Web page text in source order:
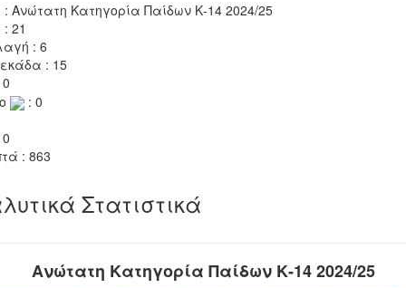
: Ανώτατη Κατηγορία Παίδων Κ-14 2024/25
21
: 6
: 15
: 0
: 863
Στατιστικά
Ανώτατη Κατηγορία Παίδων Κ-14 2024/25